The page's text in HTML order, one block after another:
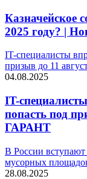
Казначейское
2025 году? |
IT-специалисты
призыв до 11
04.08.2025
IT-
попасть под
ГАРАНТ
В России
мусорных
28.08.2025